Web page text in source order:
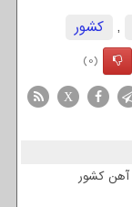
,
كشور
(0)
X
کشور